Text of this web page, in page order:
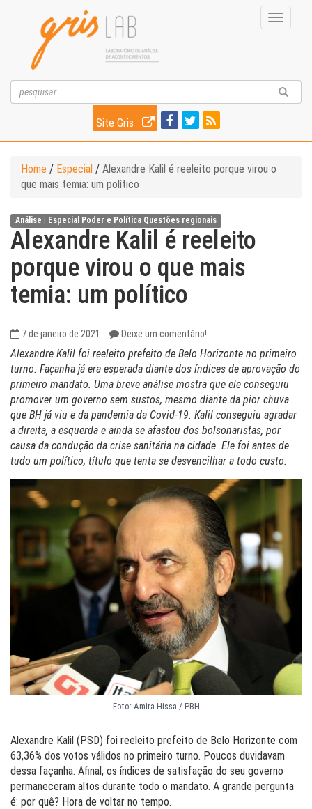
Toggle
Site Gris
Home / Especial / Alexandre Kalil é reeleito porque virou o
que mais temia: um político
Análise | Especial Poder e Política Questões regionais
Alexandre Kalil é reeleito
porque virou o que mais
temia: um político
7 de janeiro de 2021 Deixe um comentário!
Alexandre Kalil foi reeleito prefeito de Belo Horizonte no primeiro
turno. Façanha já era esperada diante dos índices de aprovação do
primeiro mandato. Uma breve análise mostra que ele conseguiu
promover um governo sem sustos, mesmo diante da pior chuva
que BH já viu e da pandemia da Covid-19. Kalil conseguiu agradar
a direita, a esquerda e ainda se afastou dos bolsonaristas, por
causa da condução da crise sanitária na cidade. Ele foi antes de
tudo um político, título que tenta se desvencilhar a todo custo.
Foto: Amira Hissa / PBH
Alexandre Kalil (PSD) foi reeleito prefeito de Belo Horizonte com
63,36% dos votos válidos no primeiro turno. Poucos duvidavam
dessa façanha. Afinal, os índices de satisfação do seu governo
permaneceram altos durante todo o mandato. A grande pergunta
é: por quê? Hora de voltar no tempo.